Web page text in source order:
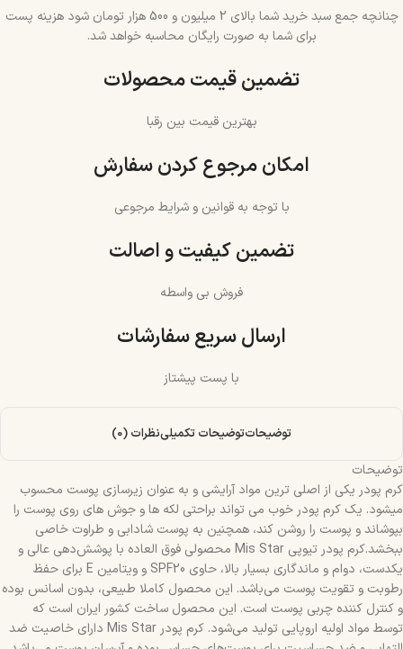
چنانچه جمع سبد خرید شما بالای 2 میلیون و 500 هزار تومان شود هزینه پست
برای شما به صورت رایگان محاسبه خواهد شد.
تضمین قیمت محصولات
بهترین قیمت بین رقبا
امکان مرجوع کردن سفارش
با توجه به قوانین و شرایط مرجوعی
تضمین کیفیت و اصالت
فروش بی واسطه
ارسال سریع سفارشات
با پست پیشتاز
توضیحاتتوضیحات تکمیلینظرات (0)
توضیحات
کرم پودر یکی از اصلی ترین مواد آرایشی و به عنوان زیرسازی پوست محسوب
میشود. یک کرم پودر خوب می تواند براحتی لکه ها و جوش های روی پوست را
بپوشاند و پوست را روشن کند، همچنین به پوست شادابی و طراوت خاصی
ببخشد.کرم پودر تیوپی Mis Star محصولی فوق العاده با پوشش‌دهی عالی و
یکدست، دوام و ماندگاری بسیار بالا، حاوی SPF20 و ویتامین E برای حفظ
رطوبت و تقویت پوست می‌باشد. این محصول کاملا طبیعی، بدون اسانس بوده
و کنترل کننده چربی پوست است. این محصول ساخت کشور ایران است که
توسط مواد اولیه اروپایی تولید می‌شود. کرم پودر Mis Star دارای خاصیت ضد